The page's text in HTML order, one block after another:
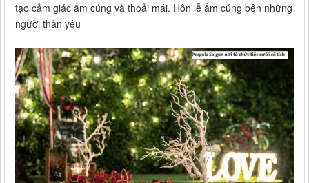
tạo cảm giác ấm cúng và thoải mái. Hôn lễ ấm cúng bên những
người thân yêu